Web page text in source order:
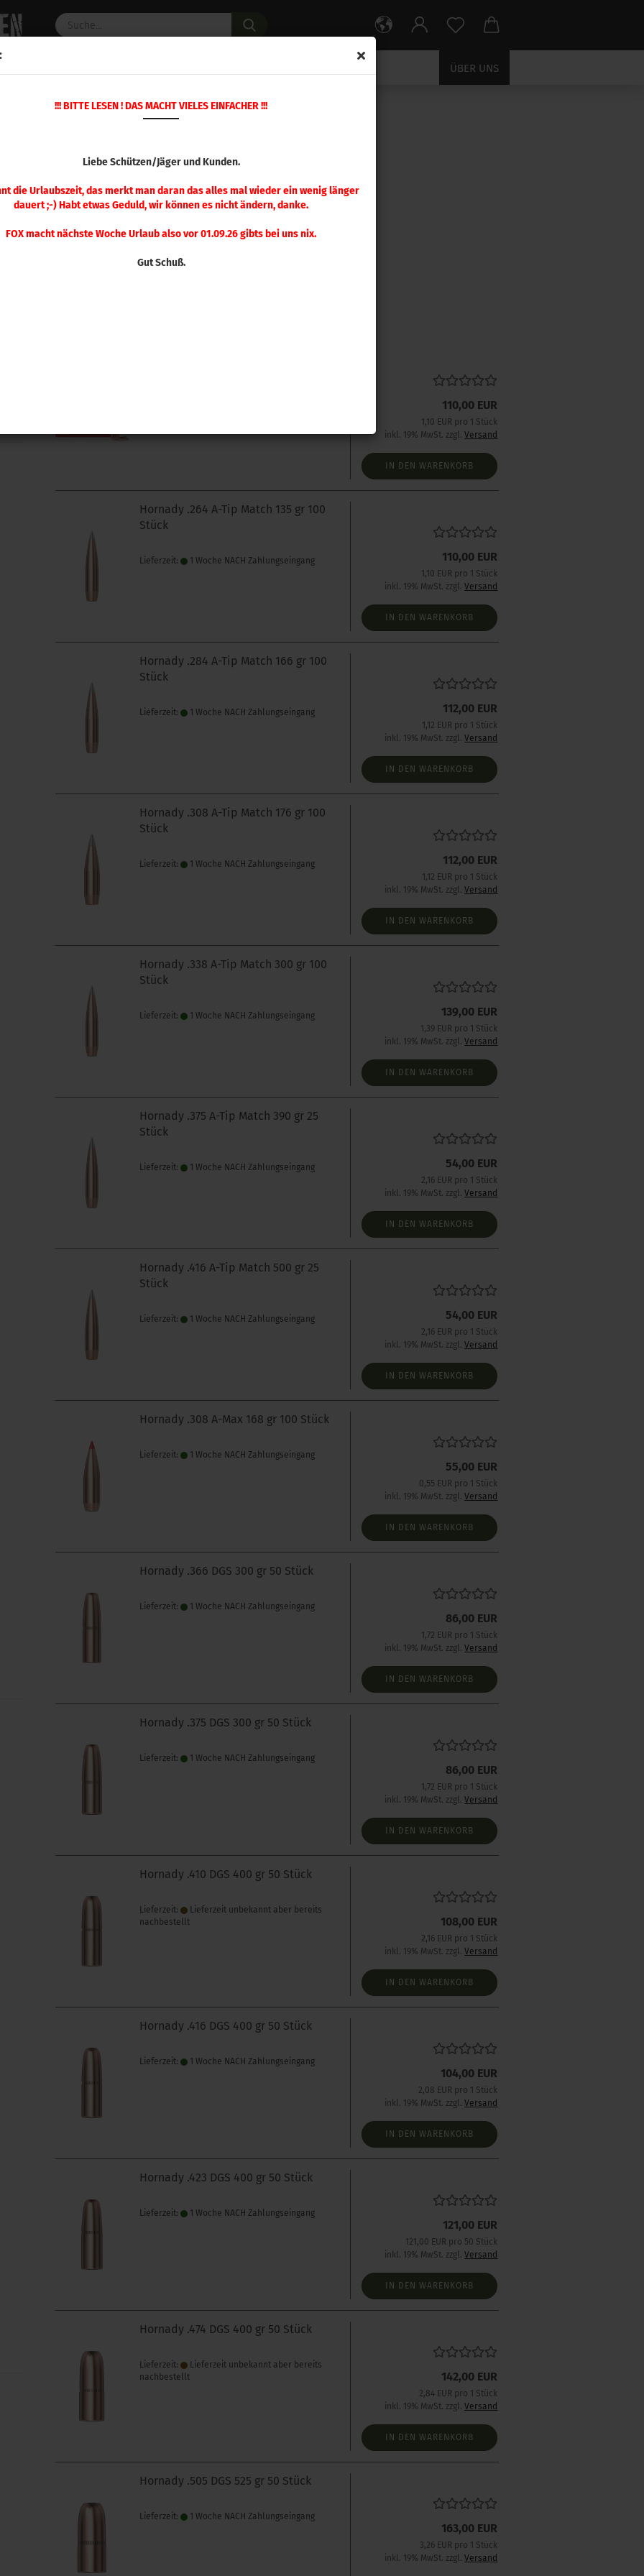
!!! BITTE LESEN ! DAS MACHT VIELES EINFACHER !!!
Liebe Schützen/Jäger und Kunden.
die Urlaubszeit, das merkt man daran das alles mal wieder ein wenig länger
dauert ;-) Habt etwas Geduld, wir können es nicht ändern, danke.
FOX macht nächste Woche Urlaub also vor 01.09.26 gibts bei uns nix.
Gut Schuß.
ÜBER UNS
Startseite » Geschosse » Hornady Geschosse
Sortieren nach
Sortieren nach
110,00 EUR
1,10 EUR pro 1 Stück
inkl. 19% MwSt. zzgl.Versand
IN DEN WARENKORB
Hornady .264 A-Tip Match 135 gr 100
Stück
Lieferzeit: 1 Woche NACH Zahlungseingang 110,00 EUR
1,10 EUR pro 1 Stück
inkl. 19% MwSt. zzgl.Versand
IN DEN WARENKORB
Hornady .284 A-Tip Match 166 gr 100
Stück
Lieferzeit: 1 Woche NACH Zahlungseingang 112,00 EUR
1,12 EUR pro 1 Stück
inkl. 19% MwSt. zzgl.Versand
IN DEN WARENKORB
Hornady .308 A-Tip Match 176 gr 100
Stück
Lieferzeit: 1 Woche NACH Zahlungseingang 112,00 EUR
1,12 EUR pro 1 Stück
inkl. 19% MwSt. zzgl.Versand
IN DEN WARENKORB
Hornady .338 A-Tip Match 300 gr 100
Stück
Lieferzeit: 1 Woche NACH Zahlungseingang 139,00 EUR
1,39 EUR pro 1 Stück
inkl. 19% MwSt. zzgl.Versand
IN DEN WARENKORB
Hornady .375 A-Tip Match 390 gr 25
Stück
Lieferzeit: 1 Woche NACH Zahlungseingang 54,00 EUR
2,16 EUR pro 1 Stück
inkl. 19% MwSt. zzgl.Versand
IN DEN WARENKORB
Hornady .416 A-Tip Match 500 gr 25
Stück
Lieferzeit: 1 Woche NACH Zahlungseingang 54,00 EUR
2,16 EUR pro 1 Stück
inkl. 19% MwSt. zzgl.Versand
IN DEN WARENKORB
Hornady .308 A-Max 168 gr 100 Stück
Lieferzeit: 1 Woche NACH Zahlungseingang
55,00 EUR
0,55 EUR pro 1 Stück
inkl. 19% MwSt. zzgl.Versand
IN DEN WARENKORB
Hornady .366 DGS 300 gr 50 Stück
Lieferzeit: 1 Woche NACH Zahlungseingang
86,00 EUR
1,72 EUR pro 1 Stück
inkl. 19% MwSt. zzgl.Versand
IN DEN WARENKORB
Hornady .375 DGS 300 gr 50 Stück
Lieferzeit: 1 Woche NACH Zahlungseingang
86,00 EUR
1,72 EUR pro 1 Stück
inkl. 19% MwSt. zzgl.Versand
IN DEN WARENKORB
Hornady .410 DGS 400 gr 50 Stück
Lieferzeit:
Lieferzeit unbekannt aber bereits
nachbestellt
108,00 EUR
2,16 EUR pro 1 Stück
inkl. 19% MwSt. zzgl.Versand
IN DEN WARENKORB
Hornady .416 DGS 400 gr 50 Stück
Lieferzeit: 1 Woche NACH Zahlungseingang
104,00 EUR
2,08 EUR pro 1 Stück
inkl. 19% MwSt. zzgl.Versand
IN DEN WARENKORB
Hornady .423 DGS 400 gr 50 Stück
Lieferzeit: 1 Woche NACH Zahlungseingang
121,00 EUR
121,00 EUR pro 50 Stück
inkl. 19% MwSt. zzgl.Versand
IN DEN WARENKORB
Hornady .474 DGS 400 gr 50 Stück
Lieferzeit:
Lieferzeit unbekannt aber bereits
nachbestellt
142,00 EUR
2,84 EUR pro 1 Stück
inkl. 19% MwSt. zzgl.Versand
IN DEN WARENKORB
Hornady .505 DGS 525 gr 50 Stück
Lieferzeit: 1 Woche NACH Zahlungseingang
163,00 EUR
3,26 EUR pro 1 Stück
inkl. 19% MwSt. zzgl.Versand